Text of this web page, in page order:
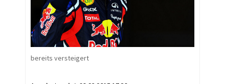
bereits versteigert